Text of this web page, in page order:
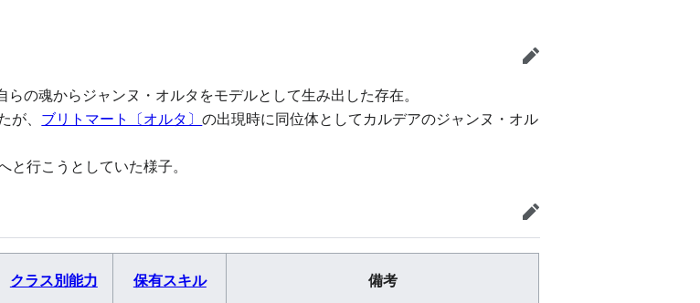
編集
らの魂からジャンヌ・オルタをモデルとして生み出した存在。
が、 ブリトマート〔オルタ〕の出現時に同位体としてカルデアのジャンヌ・オル
行こうとしていた様子。
編集
クラス別能力 保有スキル 備考